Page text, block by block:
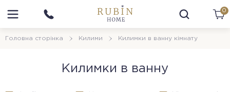
0
Головна сторінка Килими Килимки в ванну кімнату
Килимки в ванну